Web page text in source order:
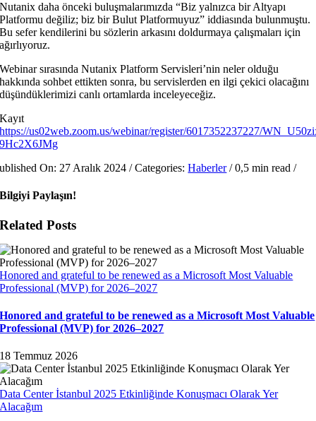
Nutanix daha önceki buluşmalarımızda “Biz yalnızca bir Altyapı
Platformu değiliz; biz bir Bulut Platformuyuz” iddiasında bulunmuştu.
Bu sefer kendilerini bu sözlerin arkasını doldurmaya çalışmaları için
ağırlıyoruz.
Webinar sırasında Nutanix Platform Servisleri’nin neler olduğu
hakkında sohbet ettikten sonra, bu servislerden en ilgi çekici olacağını
düşündüklerimizi canlı ortamlarda inceleyeceğiz.
Kayıt
https://us02web.zoom.us/webinar/register/6017352237227/
9Hc2X6JMg
On: 27 Aralık 2024 /Categories:Haberler/0,5 min read /
Bilgiyi Paylaşın!
Related Posts
Honored and grateful to be renewed as a Microsoft Most Valuable
Professional (MVP) for 2026–2027
Honored and grateful to be renewed as a Microsoft Most Valuable
Professional (MVP) for 2026–2027
18 Temmuz 2026
Data Center İstanbul 2025 Etkinliğinde Konuşmacı Olarak Yer
Alacağım